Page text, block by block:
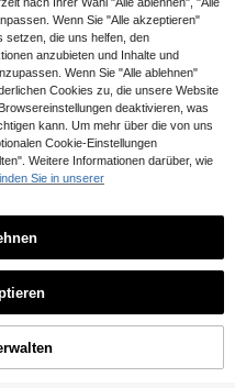
LYSMO
LYSMO Damen Kontrast-Spitze La
kjacke
13
HINZUFÜGEN
Wenn Sie "Alle akzeptieren"
setzen, die uns helfen, den
anzubieten und Inhalte und
Wenn Sie "Alle ablehnen"
Cookies zu, die unsere Website
deaktivieren, was
kann. Um mehr über die von uns
Cookie-Einstellungen
Weitere Informationen darüber, wie
Sie in unserer